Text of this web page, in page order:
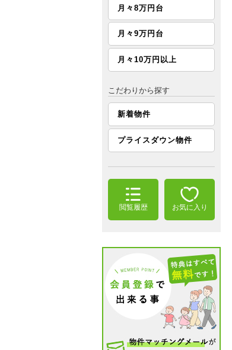
月々8万円台
月々9万円台
月々10万円以上
こだわりから探す
新着物件
プライスダウン物件
閲覧履歴 お気に入り